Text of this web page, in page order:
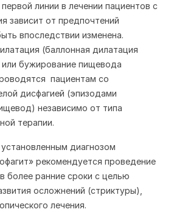
линии в лечении пациентов с
зависит от предпочтений
впоследствии изменена.
(баллонная дилатация
бужирование пищевода
пациентам со
дисфагией (эпизодами
независимо от типа
терапии.
диагнозом
рекомендуется проведение
более ранние сроки с целью
осложнений (стриктуры),
лечения.